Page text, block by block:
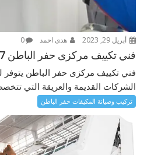
أبريل 29, 2023 هدى احمد 0
فني تكييف مركزى حفر الباطن 0511282307
فني تكييف مركزى حفر الباطن يتوفر
الشركات القديمة والعريقة التي
تركيب وصيانة المكيفات حفر الباطن